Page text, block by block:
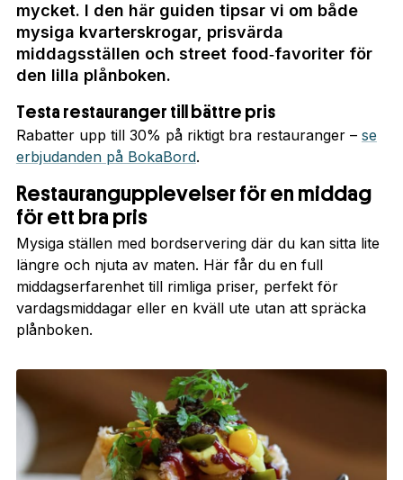
mycket. I den här guiden tipsar vi om både
mysiga kvarterskrogar, prisvärda
middagsställen och street food‑favoriter för
den lilla plånboken.
Testa restauranger till bättre pris
Rabatter upp till 30% på riktigt bra restauranger – se
erbjudanden på BokaBord.
Restaurangupplevelser för en middag
för ett bra pris
Mysiga ställen med bordservering där du kan sitta lite
längre och njuta av maten. Här får du en full
middagserfarenhet till rimliga priser, perfekt för
vardagsmiddagar eller en kväll ute utan att spräcka
plånboken.